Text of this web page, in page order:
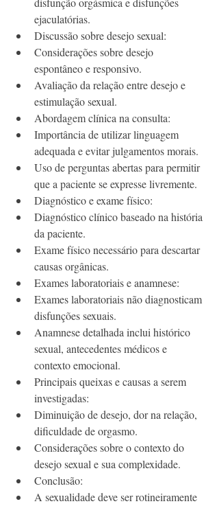
ejaculatórias.
Discussão sobre desejo sexual:
Considerações sobre desejo
espontâneo e responsivo.
Avaliação da relação entre desejo e
estimulação sexual.
Abordagem clínica na consulta:
Importância de utilizar linguagem
adequada e evitar julgamentos morais.
Uso de perguntas abertas para permitir
que a paciente se expresse livremente.
Diagnóstico e exame físico:
Diagnóstico clínico baseado na história
da paciente.
Exame físico necessário para descartar
causas orgânicas.
Exames laboratoriais e anamnese:
Exames laboratoriais não diagnosticam
disfunções sexuais.
Anamnese detalhada inclui histórico
sexual, antecedentes médicos e
contexto emocional.
Principais queixas e causas a serem
investigadas:
Diminuição de desejo, dor na relação,
dificuldade de orgasmo.
Considerações sobre o contexto do
desejo sexual e sua complexidade.
Conclusão:
A sexualidade deve ser rotineiramente